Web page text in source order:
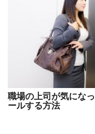
職場の上司が気にな
ールする方法